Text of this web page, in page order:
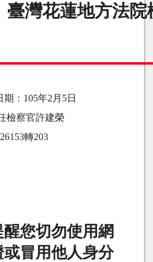
臺灣花蓮地方法
： 105年2 月5日
檢察官許建榮
轉203
您切勿使用網
冒用他人身分